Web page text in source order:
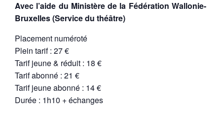
Avec l’aide du Ministère de la Fédération Wallonie-
Bruxelles (Service du théâtre)
Placement numéroté
Plein tarif : 27 €
Tarif jeune & réduit : 18 €
Tarif abonné : 21 €
Tarif jeune abonné : 14 €
Durée : 1h10 + échanges